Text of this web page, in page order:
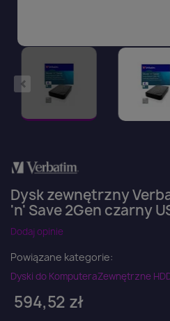
Dysk zewnętrzny
'n' Save 2Gen czarny
Dodaj opinie
Powiązane kategorie:
Dyski do KomputeraZewnętrzne
594,52 zł